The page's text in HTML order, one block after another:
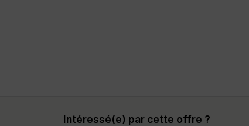
Intéressé(e) par cette offre ?